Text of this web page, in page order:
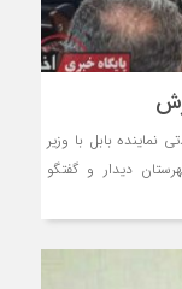
نماینده بابل با وزیر
دیدار و گفتگو